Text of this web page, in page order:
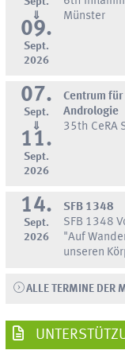
⇓
09.
Sept.
2026
Münster
07.
Sept.
⇓
11.
Sept.
2026
Centrum
Andrologie
35th CeRA
14.
Sept.
2026
SFB 1348
SFB 1348
"Auf
unseren
ALLE TERMINE DER